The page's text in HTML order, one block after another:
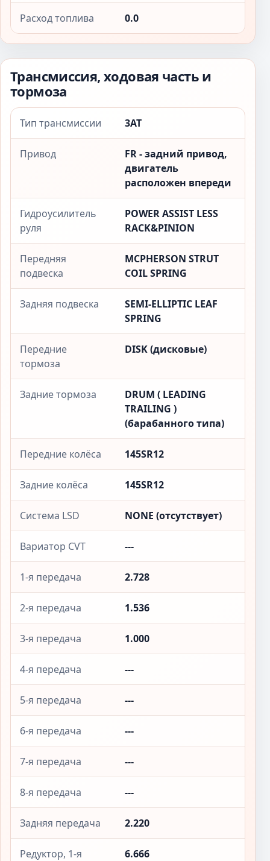
Расход топлива 0.0
Трансмиссия, ходовая часть и
тормоза
Тип трансмиссии 3AT
Привод
FR - задний привод,
двигатель
расположен впереди
Гидроусилитель
руля
POWER ASSIST LESS
RACK&PINION
Передняя
подвеска
MCPHERSON STRUT
COIL SPRING
Задняя подвеска
SEMI-ELLIPTIC LEAF
SPRING
Передние
тормоза
DISK (дисковые)
Задние тормоза
DRUM ( LEADING
TRAILING )
(барабанного типа)
Передние колёса 145SR12
Задние колёса 145SR12
Система LSD NONE (отсутствует)
Вариатор CVT ---
1-я передача 2.728
2-я передача 1.536
3-я передача 1.000
4-я передача ---
5-я передача ---
6-я передача ---
7-я передача ---
8-я передача ---
Задняя передача 2.220
Редуктор, 1-я
6.666